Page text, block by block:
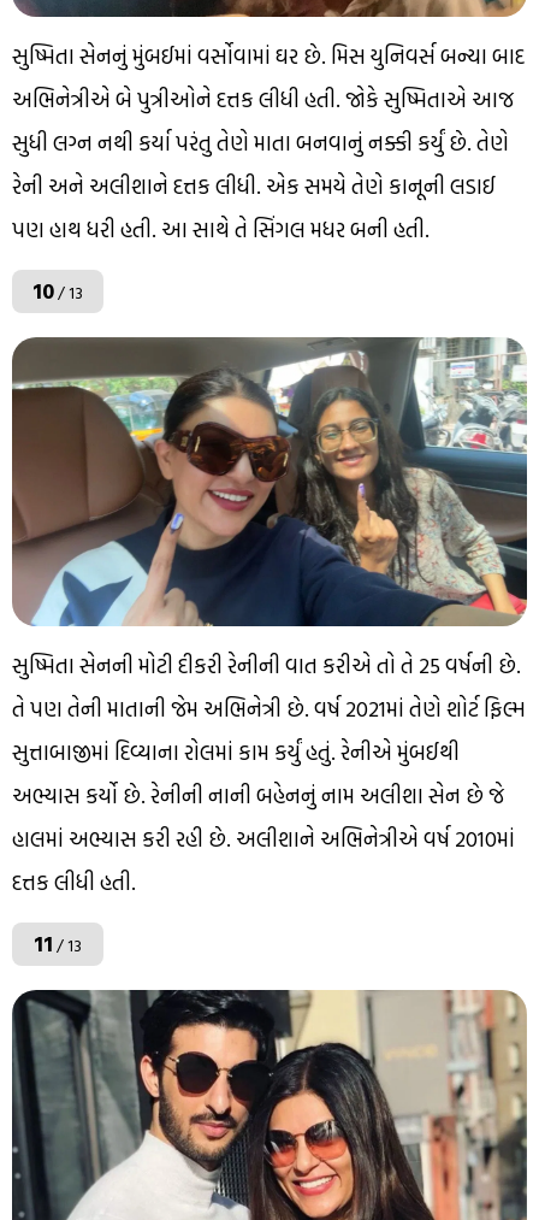
સુષ્મિતા સેનનું મુંબઈમાં વર્સોવામાં ઘર છે. મિસ યુનિવર્સ બન્યા બાદ
અભિનેત્રીએ બે પુત્રીઓને દત્તક લીધી હતી. જોકે સુષ્મિતાએ આજ
સુધી લગ્ન નથી કર્યા પરંતુ તેણે માતા બનવાનું નક્કી કર્યું છે. તેણે
રેની અને અલીશાને દત્તક લીધી. એક સમયે તેણે કાનૂની લડાઈ
પણ હાથ ધરી હતી. આ સાથે તે સિંગલ મધર બની હતી.
10/ 13
સુષ્મિતા સેનની મોટી દીકરી રેનીની વાત કરીએ તો તે 25 વર્ષની છે.
તે પણ તેની માતાની જેમ અભિનેત્રી છે. વર્ષ 2021માં તેણે શોર્ટ ફિલ્મ
સુત્તાબાજીમાં દિવ્યાના રોલમાં કામ કર્યું હતું. રેનીએ મુંબઈથી
અભ્યાસ કર્યો છે. રેનીની નાની બહેનનું નામ અલીશા સેન છે જે
હાલમાં અભ્યાસ કરી રહી છે. અલીશાને અભિનેત્રીએ વર્ષ 2010માં
દત્તક લીધી હતી.
11/ 13